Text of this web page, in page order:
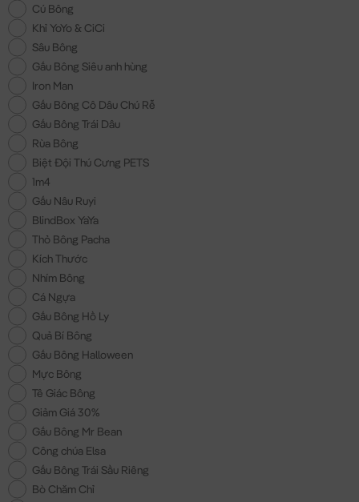
Cú Bông
Khỉ YoYo & CiCi
Sâu Bông
Gấu Bông Siêu anh hùng
Iron Man
Gấu Bông Cô Dâu Chú Rễ
Gấu Bông Trái Dâu
Rùa Bông
Biệt Đội Thú Cưng PETS
1m4
Gấu Nâu Ruyi
BlindBox YaYa
Thỏ Bông Pacha
Kích Thước
Nhím Bông
Cá Ngựa
Gấu Bông Hồ Ly
Quả Bí Bông
Gấu Bông Halloween
Mực Bông
Tê Giác Bông
Giảm Giá 30%
Gấu Bông Mr Bean
Công chúa Elsa
Gấu Bông Trái Sầu Riêng
Bò Chăm Chỉ